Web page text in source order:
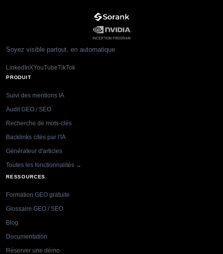
Soyez visible partout, en automatique
LinkedInXYouTubeTikTok
PRODUIT
Suivi des mentions IA
Audit GEO / SEO
Recherche de mots-clés
Backlinks cités par l'IA
Générateur d'articles
Toutes les fonctionnalités →
RESSOURCES
Formation GEO gratuite
Glossaire GEO / SEO
Blog
Documentation
Réserver une démo